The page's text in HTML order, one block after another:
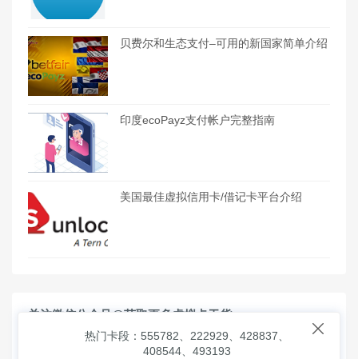
贝费尔和生态支付–可用的新国家简单介绍
印度ecoPayz支付帐户完整指南
美国最佳虚拟信用卡/借记卡平台介绍
关注微信公众号@获取更多虚拟卡干货

热门卡段：555782、222929、428837、
408544、493193